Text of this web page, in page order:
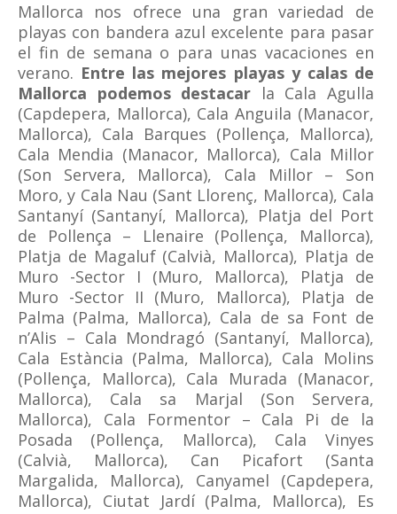
Mallorca nos ofrece una gran variedad de
playas con bandera azul excelente para pasar
el fin de semana o para unas vacaciones en
verano. Entre las mejores playas y calas de
Mallorca podemos destacar la Cala Agulla
(Capdepera, Mallorca), Cala Anguila (Manacor,
Mallorca), Cala Barques (Pollença, Mallorca),
Cala Mendia (Manacor, Mallorca), Cala Millor
(Son Servera, Mallorca), Cala Millor – Son
Moro, y Cala Nau (Sant Llorenç, Mallorca), Cala
Santanyí (Santanyí, Mallorca), Platja del Port
de Pollença – Llenaire (Pollença, Mallorca),
Platja de Magaluf (Calvià, Mallorca), Platja de
Muro -Sector I (Muro, Mallorca), Platja de
Muro -Sector II (Muro, Mallorca), Platja de
Palma (Palma, Mallorca), Cala de sa Font de
n’Alis – Cala Mondragó (Santanyí, Mallorca),
Cala Estància (Palma, Mallorca), Cala Molins
(Pollença, Mallorca), Cala Murada (Manacor,
Mallorca), Cala sa Marjal (Son Servera,
Mallorca), Cala Formentor – Cala Pi de la
Posada (Pollença, Mallorca), Cala Vinyes
(Calvià, Mallorca), Can Picafort (Santa
Margalida, Mallorca), Canyamel (Capdepera,
Mallorca), Ciutat Jardí (Palma, Mallorca), Es